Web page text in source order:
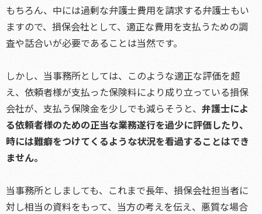
もちろん、中には過剰な弁護士費用を請求する弁護士もい
ますので、損保会社として、適正な費用を支払うための調
査や話合いが必要であることは当然です。
しかし、当事務所としては、このような適正な評価を超
え、依頼者様が支払った保険料により成り立っている損保
会社が、支払う保険金を少しでも減らそうと、 弁護士によ
る依頼者様のための正当な業務遂行を過少に評価したり、
時には難癖をつけてくるような状況を看過することはでき
ません。
当事務所としましても、これまで長年、損保会社担当者に
対し相当の資料をもって、当方の考えを伝え、悪質な場合